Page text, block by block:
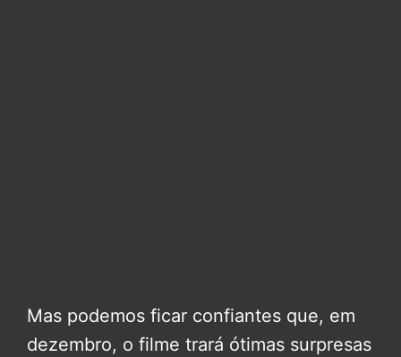
Mas podemos ficar confiantes que, em
dezembro, o filme trará ótimas surpresas